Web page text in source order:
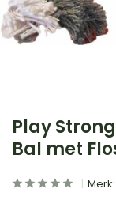
Play
Bal met
Merk: